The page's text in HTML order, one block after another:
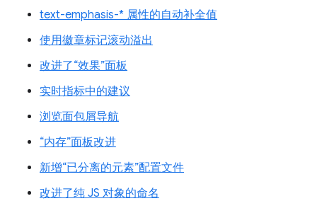
text-emphasis-* 属性的自动补全值
使用徽章标记滚动溢出
改进了“效果”面板
实时指标中的建议
浏览面包屑导航
“内存”面板改进
新增“已分离的元素”配置文件
改进了纯 JS 对象的命名